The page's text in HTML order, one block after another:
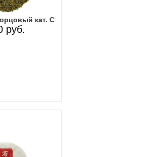
кат. C
руб.